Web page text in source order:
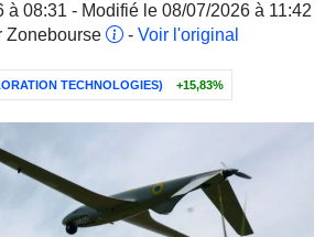
à 08:31 - Modifié le 08/07/2026 à 11:42
Zonebourse
- Voir l'original
TECHNOLOGIES) +15,83%